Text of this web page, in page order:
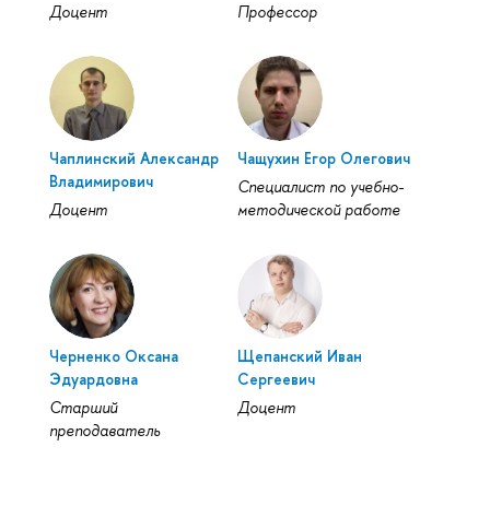
Доцент
Профессор
Чаплинский Александр
Владимирович
Доцент
Чащухин Егор Олегович
Специалист по учебно-
методической работе
Черненко Оксана
Эдуардовна
Старший
преподаватель
Щепанский Иван
Сергеевич
Доцент